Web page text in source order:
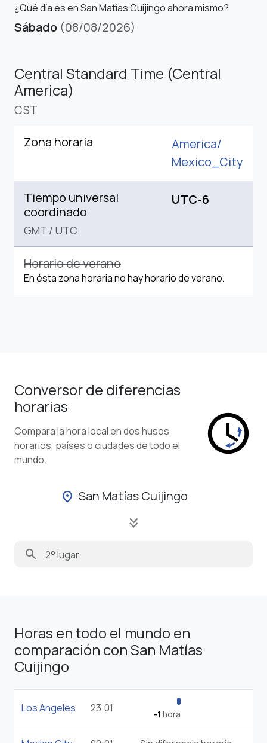
¿Qué día es en San Matías Cuijingo ahora mismo?
Sábado (08/08/2026)
Central Standard Time (Central
America)
CST
Zona horaria
America/
Mexico_City
Tiempo universal
coordinado
GMT / UTC
UTC-6
Horario de verano
En ésta zona horaria no hay horario de verano.
Conversor de diferencias
horarias
Compara la hora local en dos husos
horarios, países o ciudades de todo el
mundo.
location_on San Matías Cuijingo
keyboard_double_arrow_down
search
Horas en todo el mundo en
comparación con San Matías
Cuijingo
Los Angeles 23:01 -1 hora